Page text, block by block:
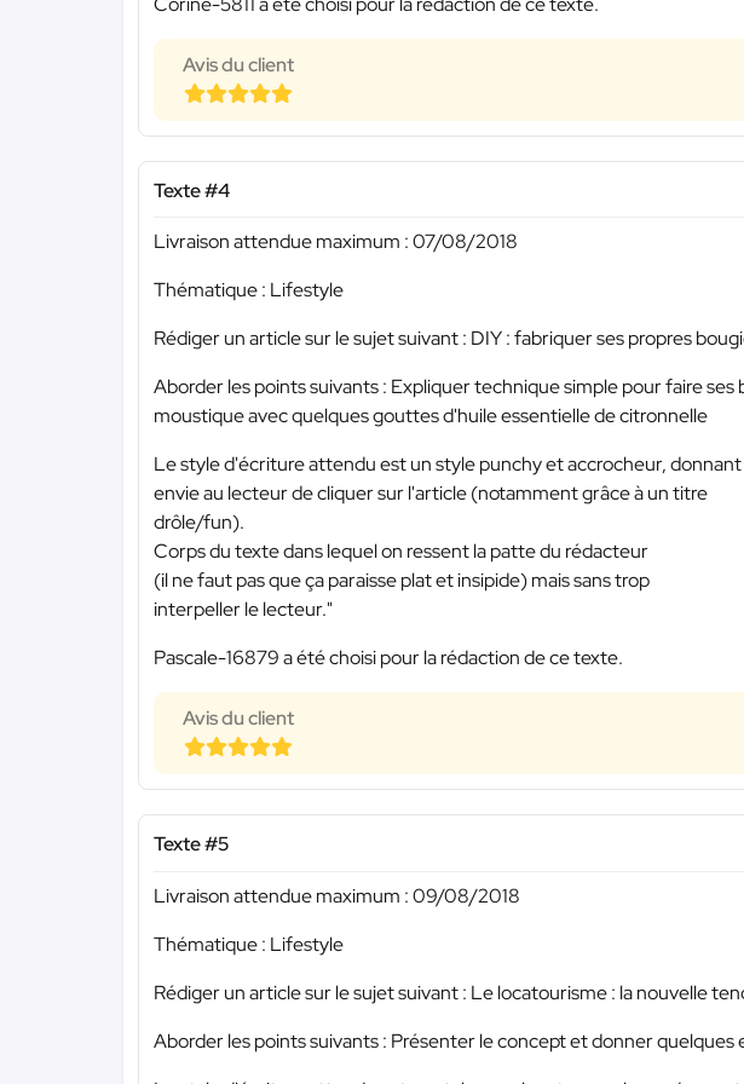
Avis du client
Texte #4
Livraison attendue maximum : 07/08/2018
Thématique : Lifestyle
Rédiger un article sur le sujet suivant : DIY : fabriquer ses propres
Aborder les points suivants : Expliquer technique simple pour faire
moustique avec quelques gouttes d'huile essentielle de citronnelle
Le style d'écriture attendu est un style punchy et accrocheur, donnant
envie au lecteur de cliquer sur l'article (notamment grâce à un titre
drôle/fun).
Corps du texte dans lequel on ressent la patte du rédacteur
(il ne faut pas que ça paraisse plat et insipide) mais sans trop
interpeller le lecteur."
Pascale-16879 a été choisi pour la rédaction de ce texte.
Avis du client
Texte #5
Livraison attendue maximum : 09/08/2018
Thématique : Lifestyle
Rédiger un article sur le sujet suivant : Le locatourisme : la nouvelle
Aborder les points suivants : Présenter le concept et donner quelques